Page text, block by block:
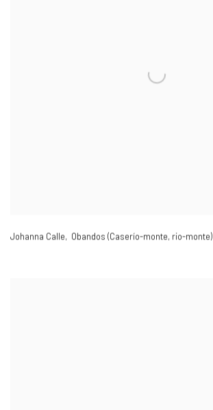
Johanna Calle, Obandos (Caserío-monte, rio-monte)